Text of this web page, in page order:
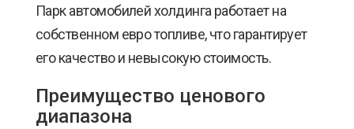
Парк автомобилей холдинга работает на
собственном евро топливе, что гарантирует
его качество и невысокую стоимость.
Преимущество ценового
диапазона